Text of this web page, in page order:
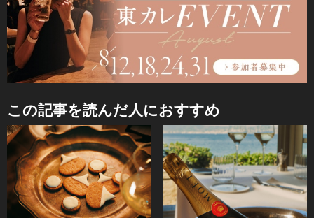
この記事を読んだ人におすすめ